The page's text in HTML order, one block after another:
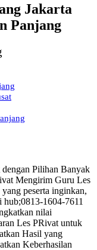
Jakarta
Panjang
Pilihan Banyak
Mengirim Guru Les
peserta inginkan,
1604-7611
nilai
Les PRivat untuk
Hasil yang
Keberhasilan